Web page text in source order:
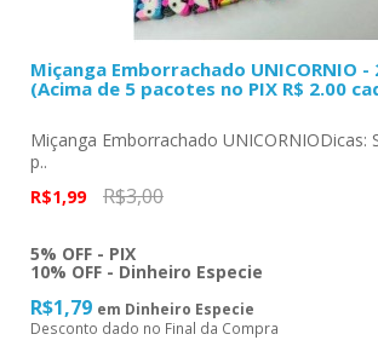
Miçanga Emborrachado UNICORNIO -
(Acima de 5 pacotes no PIX R$ 2.00
Miçanga Emborrachado UNICORNIODicas:
p..
R$1,99
R$3,00
5% OFF - PIX
10% OFF - Dinheiro Especie
R$1,79 em Dinheiro Especie
Desconto dado no Final da Compra